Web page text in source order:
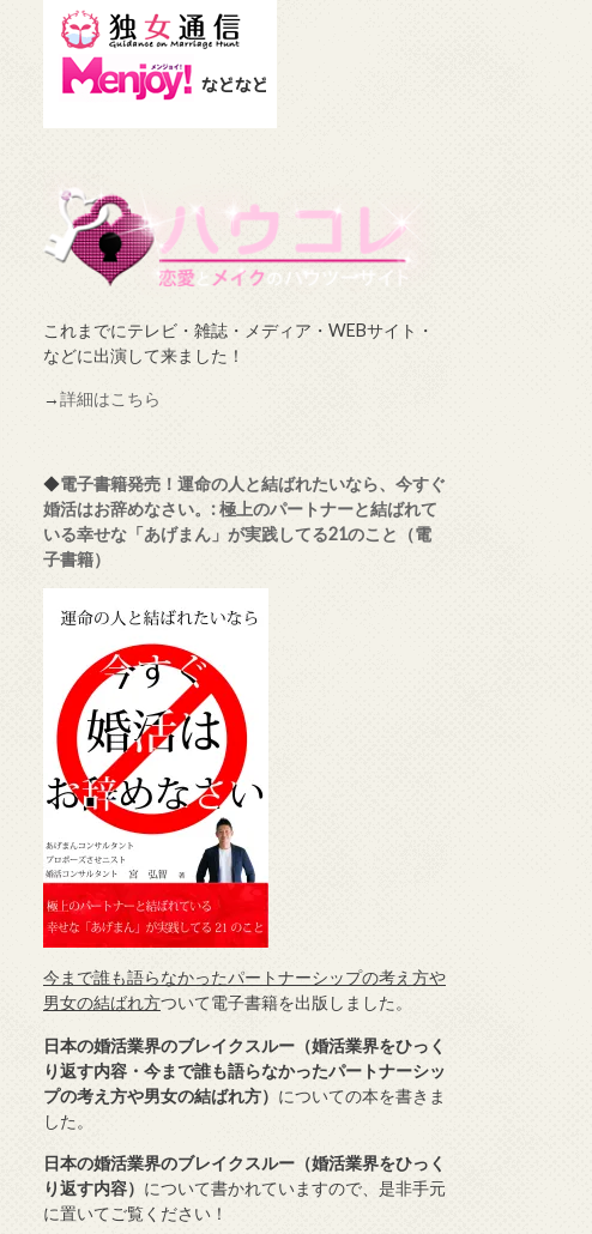
これまでにテレビ・雑誌・メディア・WEBサイト・
などに出演して来ました！
→詳細はこちら
◆電子書籍発売！運命の人と結ばれたいなら、今すぐ
婚活はお辞めなさい。: 極上のパートナーと結ばれて
いる幸せな「あげまん」が実践してる21のこと（電
子書籍）
今まで誰も語らなかったパートナーシップの考え方や
男女の結ばれ方ついて電子書籍を出版しました。
日本の婚活業界のブレイクスルー（婚活業界をひっく
り返す内容・今まで誰も語らなかったパートナーシッ
プの考え方や男女の結ばれ方） についての本を書きま
した。
日本の婚活業界のブレイクスルー（婚活業界をひっく
り返す内容） について書かれていますので、是非手元
に置いてご覧ください！